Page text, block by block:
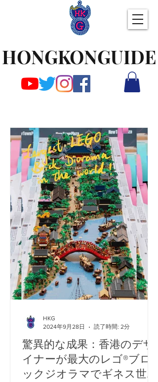
HONGKONGUIDE
驚異的な成果：香港のデザ
イナーが最大のレゴ®ブロ
ックジオラマでギネス世界
HKG
2024年9月28日
読了時間: 2分